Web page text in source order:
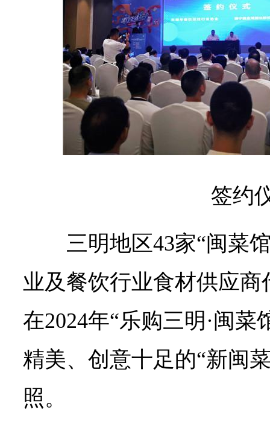
签约
三明地区43家“闽菜
业及餐饮行业食材供应商
在2024年“乐购三明·闽
精美、创意十足的“新闽
照。